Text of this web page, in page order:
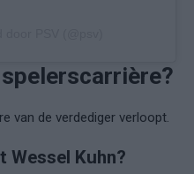
van de verdediger verloopt.
Wessel Kuhn?